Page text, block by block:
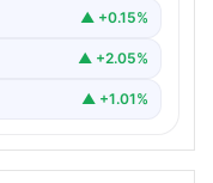
▲ +0.15%
▲ +2.05%
▲ +1.01%